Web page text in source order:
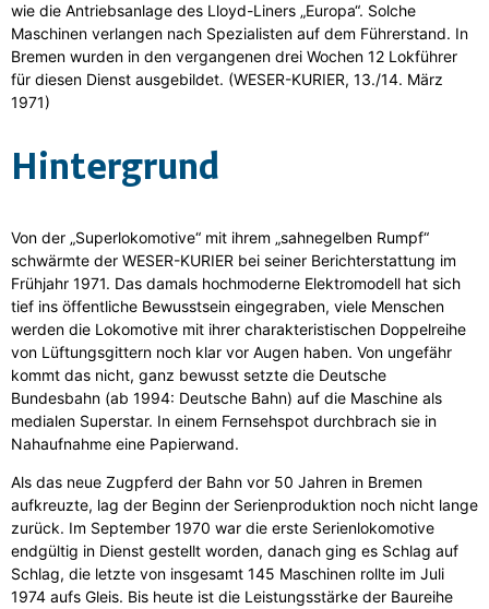
wie die Antriebsanlage des Lloyd-Liners „Europa“. Solche
Maschinen verlangen nach Spezialisten auf dem Führerstand. In
Bremen wurden in den vergangenen drei Wochen 12 Lokführer
für diesen Dienst ausgebildet. (WESER-KURIER, 13./14. März
1971)
Hintergrund
Von der „Superlokomotive“ mit ihrem „sahnegelben Rumpf“
schwärmte der WESER-KURIER bei seiner Berichterstattung im
Frühjahr 1971. Das damals hochmoderne Elektromodell hat sich
tief ins öffentliche Bewusstsein eingegraben, viele Menschen
werden die Lokomotive mit ihrer charakteristischen Doppelreihe
von Lüftungsgittern noch klar vor Augen haben. Von ungefähr
kommt das nicht, ganz bewusst setzte die Deutsche
Bundesbahn (ab 1994: Deutsche Bahn) auf die Maschine als
medialen Superstar. In einem Fernsehspot durchbrach sie in
Nahaufnahme eine Papierwand.
Als das neue Zugpferd der Bahn vor 50 Jahren in Bremen
aufkreuzte, lag der Beginn der Serienproduktion noch nicht lange
zurück. Im September 1970 war die erste Serienlokomotive
endgültig in Dienst gestellt worden, danach ging es Schlag auf
Schlag, die letzte von insgesamt 145 Maschinen rollte im Juli
1974 aufs Gleis. Bis heute ist die Leistungsstärke der Baureihe